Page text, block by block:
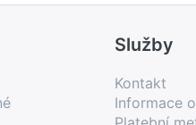
Služby
Kontakt
Informace